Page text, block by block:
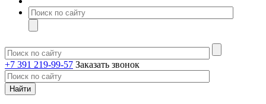
+7 391 219-99-57 Заказать звонок